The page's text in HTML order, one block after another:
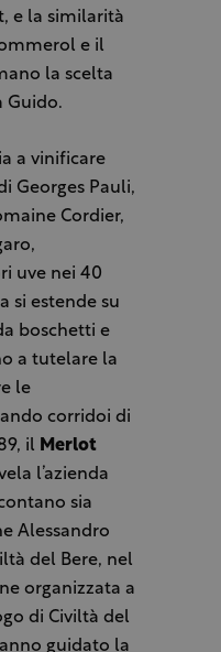
e la similarità
e il
la scelta
Guido.
a vinificare
Georges Pauli,
Cordier,
uve nei 40
si estende su
boschetti e
a tutelare la
le
corridoi di
il Merlot
l’azienda
sia
Alessandro
del Bere, nel
organizzata a
di Civiltà del
guidato la